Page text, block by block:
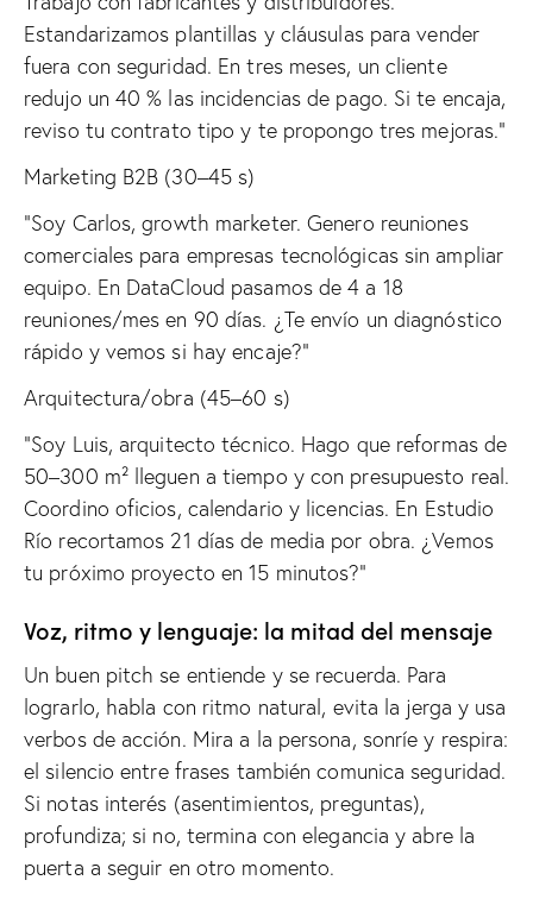
Estandarizamos plantillas y cláusulas para vender
fuera con seguridad. En tres meses, un cliente
redujo un 40 % las incidencias de pago. Si te encaja,
reviso tu contrato tipo y te propongo tres mejoras.”
Marketing B2B (30–45 s)
“Soy Carlos, growth marketer. Genero reuniones
comerciales para empresas tecnológicas sin ampliar
equipo. En DataCloud pasamos de 4 a 18
reuniones/mes en 90 días. ¿Te envío un diagnóstico
rápido y vemos si hay encaje?”
Arquitectura/obra (45–60 s)
“Soy Luis, arquitecto técnico. Hago que reformas de
50–300 m² lleguen a tiempo y con presupuesto real.
Coordino oficios, calendario y licencias. En Estudio
Río recortamos 21 días de media por obra. ¿Vemos
tu próximo proyecto en 15 minutos?”
Voz, ritmo y lenguaje: la mitad del mensaje
Un buen pitch se entiende y se recuerda. Para
lograrlo, habla con ritmo natural, evita la jerga y usa
verbos de acción. Mira a la persona, sonríe y respira:
el silencio entre frases también comunica seguridad.
Si notas interés (asentimientos, preguntas),
profundiza; si no, termina con elegancia y abre la
puerta a seguir en otro momento.